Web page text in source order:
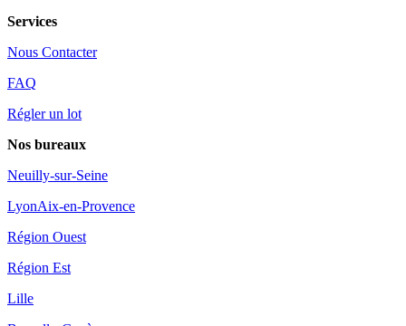
Services
Nous Contacter
FAQ
Régler un lot
Nos bureaux
Neuilly-sur-Seine
LyonAix-en-Provence
Région Ouest
Région Est
Lille